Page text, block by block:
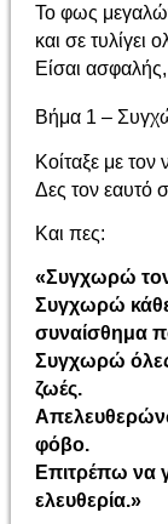
Το φως
και σε τυλίγει
Είσαι
Βήμα 1 –
Κοίταξε με
Δες τον εαυτό
Και πες:
«Συγχωρώ
Συγχωρώ
συναίσθημα
Συγχωρώ όλες
ζωές.
φόβο.
Επιτρέπω να
ελευθερία.»